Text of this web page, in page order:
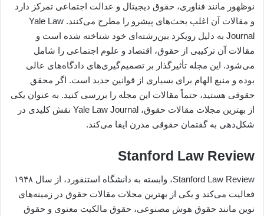
نوظهور مانند فناوری، حقوق دیجیتال و عدالت اجتماعی تمرکز دارد
و مقالات آن اغلب بحث‌های پیشرو را مطرح می‌کنند. Yale Law
Journal به دلیل رویکرد بین‌رشته‌ای خود شناخته شده است و
مقالات آن ترکیبی از حقوق، اقتصاد و علوم اجتماعی را شامل
می‌شود. این مجله تأثیرگذار بر تصمیم‌گیری‌های دادگاه‌های عالی
بوده و منبع الهام برای بسیاری از قوانین جدید است. اگر محقق
حقوقی هستید، حتماً مقالات این مجله را بررسی کنید. به عنوان یکی
از بهترین مجلات مقالات حقوق، Yale Law Journal نقش کلیدی در
شکل‌دهی به گفتمان حقوقی مدرن ایفا می‌کند.
Stanford Law Review
Stanford Law Review، وابسته به دانشگاه استنفورد، از سال ۱۹۴۸
فعالیت می‌کند و یکی از بهترین مجلات مقالات حقوق در زمینه‌های
نوین مانند حقوق هوش مصنوعی، حقوق مالکیت معنوی و حقوق